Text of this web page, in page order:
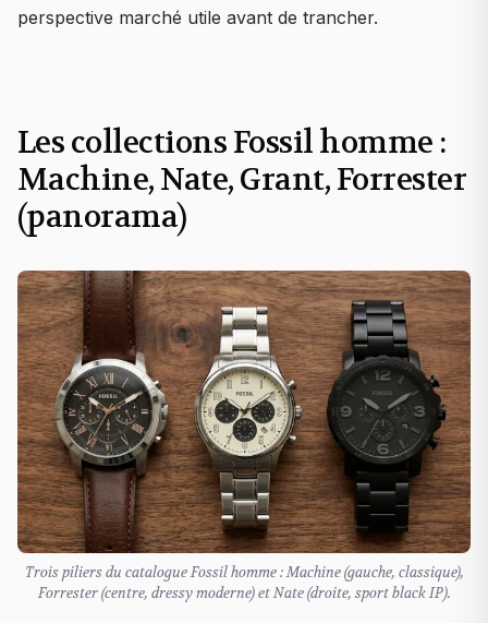
perspective marché utile avant de trancher.
Les collections Fossil homme :
Machine, Nate, Grant, Forrester
(panorama)
Trois piliers du catalogue Fossil homme : Machine (gauche, classique),
Forrester (centre, dressy moderne) et Nate (droite, sport black IP).